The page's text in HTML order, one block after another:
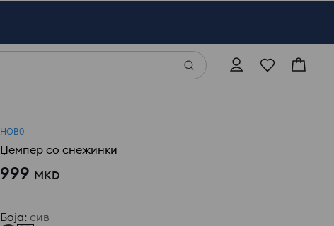
НОВ0
Џемпер со снежинки
999 MKD
Боја: сив